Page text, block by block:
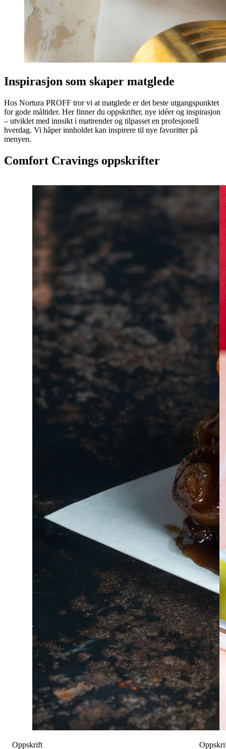
Inspirasjon som skaper matglede
Hos Nortura PROFF tror vi at matglede er det beste utgangspunktet
for gode måltider. Her finner du oppskrifter, nye idéer og inspirasjon
– utviklet med innsikt i mattrender og tilpasset en profesjonell
hverdag. Vi håper innholdet kan inspirere til nye favoritter på
menyen.
Comfort Cravings oppskrifter
Oppskrift